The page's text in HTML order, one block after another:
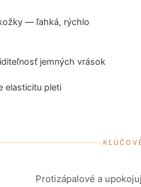
— ľahká, rýchlo
jemných vrások
elasticitu pleti
Protizápalové a